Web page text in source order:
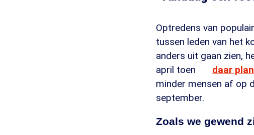
Optredens van
tussen leden van het
anders uit gaan zien,
april toen
daar
minder mensen af op
september.
Zoals we gewend